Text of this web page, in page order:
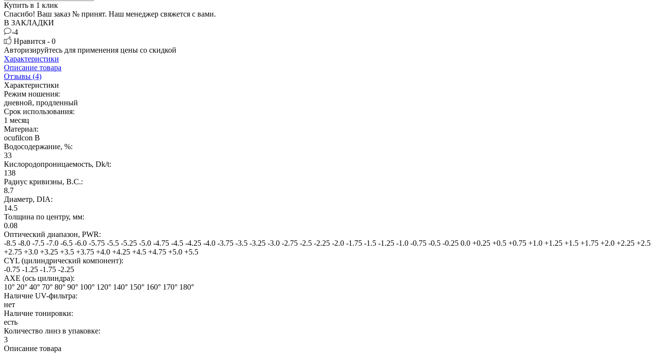
Купить в 1 клик
Спасибо! Ваш заказ № принят. Наш менеджер свяжется с вами.
В ЗАКЛАДКИ
-4
Нравится - 0
Авторизируйтесь для применения цены со скидкой
Характеристики
Описание товара
Отзывы (4)
Характеристики
Режим ношения:
дневной, продленный
Срок использования:
1 месяц
Материал:
ocufilcon B
Водосодержание, %:
33
Кислородопроницаемость, Dk/t:
138
Радиус кривизны, B.C.:
8.7
Диаметр, DIA:
14.5
Толщина по центру, мм:
0.08
Оптический диапазон, PWR:
-8.5 -8.0 -7.5 -7.0 -6.5 -6.0 -5.75 -5.5 -5.25 -5.0 -4.75 -4.5 -4.25 -4.0 -3.75 -3.5 -3.25 -3.0 -2.75 -2.5 -2.25 -2.0 -1.75 -1.5 -1.25 -1.0 -0.75 -0.5 -0.25 0.0 +0.25 +0.5 +0.75 +1.0 +1.25 +1.5 +1.75 +2.0 +2.25 +2.5
+2.75 +3.0 +3.25 +3.5 +3.75 +4.0 +4.25 +4.5 +4.75 +5.0 +5.5
CYL (цилиндрический компонент):
-0.75 -1.25 -1.75 -2.25
AXE (ось цилиндра):
10° 20° 40° 70° 80° 90° 100° 120° 140° 150° 160° 170° 180°
Наличие UV-фильтра:
нет
Наличие тонировки:
есть
Количество линз в упаковке:
3
Описание товара